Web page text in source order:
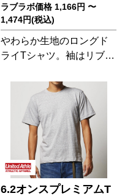
ラブラボ価格 1,166円 〜
1,474円(税込)
やわらか生地のロングド
ライTシャツ。袖はリブ仕
6.2オンスプレミアムT